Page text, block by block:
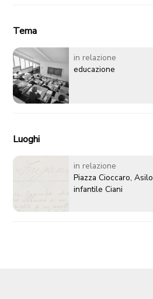
Tema
in relazione
educazione
Luoghi
in relazione
Piazza Cioccaro, Asilo
infantile Ciani